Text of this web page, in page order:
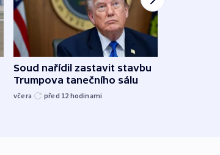
Soud nařídil zastavit stavbu
Trumpova tanečního sálu
včera před 12 hodinami